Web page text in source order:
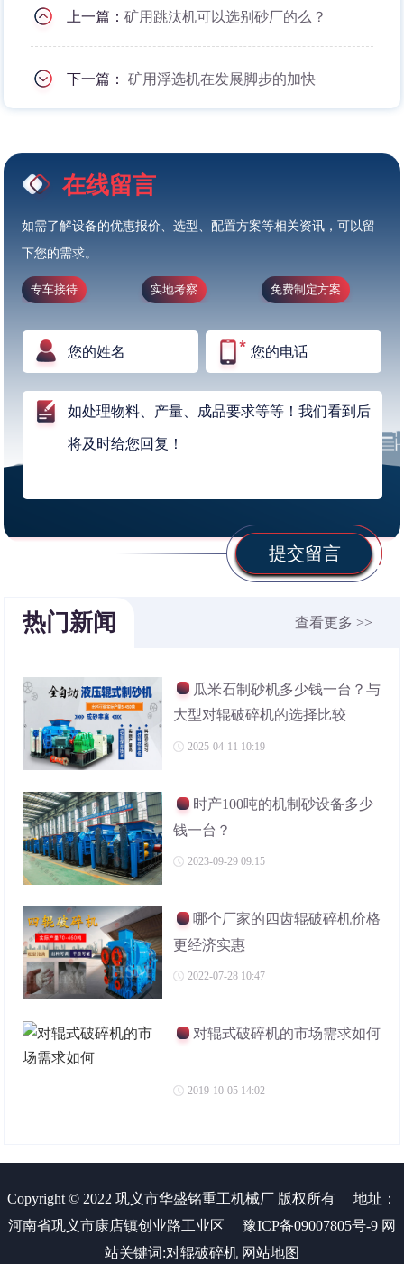
上一篇：矿用跳汰机可以选别砂厂的么？
下一篇：矿用浮选机在发展脚步的加快
在线留言
如需了解设备的优惠报价、选型、配置方案等相关资讯，可以留
下您的需求。
专车接待 实地考察 免费制定方案
提交留言
热门新闻 查看更多 >>
瓜米石制砂机多少钱一台？与
大型对辊破碎机的选择比较
2025-04-11 10:19
时产100吨的机制砂设备多少
钱一台？
2023-09-29 09:15
哪个厂家的四齿辊破碎机价格
更经济实惠
2022-07-28 10:47
对辊式破碎机的市场需求如何
2019-10-05 14:02
Copyright © 2022 巩义市华盛铭重工机械厂 版权所有
地址：
河南省巩义市康店镇创业路工业区
豫ICP备09007805号-9 网
站关键词:对辊破碎机 网站地图